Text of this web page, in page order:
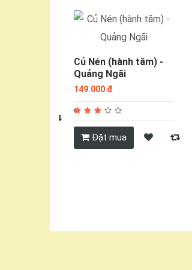
Củ Nén (hành tăm) -
Quảng Ngãi
149.000 đ
Đặt mua